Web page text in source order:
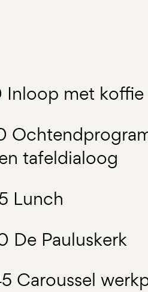
met koffie
tafeldialoog
Lunch
De Pauluskerk
Caroussel